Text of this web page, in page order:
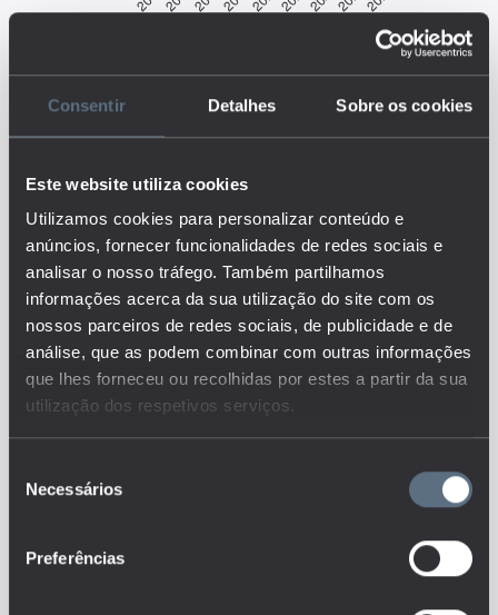
Consentir Detalhes Sobre os cookies
Este website utiliza cookies
Utilizamos cookies para personalizar conteúdo e
anúncios, fornecer funcionalidades de redes sociais e
analisar o nosso tráfego. Também partilhamos
informações acerca da sua utilização do site com os
nossos parceiros de redes sociais, de publicidade e de
análise, que as podem combinar com outras informações
que lhes forneceu ou recolhidas por estes a partir da sua
utilização dos respetivos serviços.
Necessários
Preferências
O indicador representa a taxa de
alunos do ensino regular que não
transitaram de ano letivo por
falta de aproveitamento.
Este é um dos indicadores do
conjunto que responde às
questões:
Quais os principais
resultados ao nível da
progressão dos alunos nos
diferentes níveis de ensino?
longo do tempo (transição que